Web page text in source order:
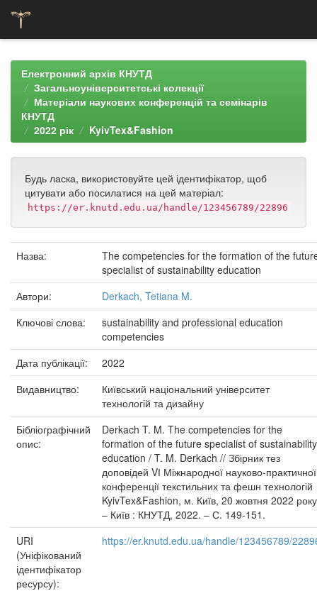
navigationЕлектронний архів КНУТД
Загальноуніверситетські колекції
Матеріали наукових конференцій та семінарів
КНУТД
2022 рік
KyivTex&Fashion
Будь ласка, використовуйте цей ідентифікатор, щоб
цитувати або посилатися на цей матеріал:
https://er.knutd.edu.ua/handle/123456789/22896
Назва:
The competencies for the formation of the
specialist of sustainability education
Автори:
Derkach, Tetiana M.
Ключові слова:
sustainability and professional education
competencies
Дата публікації:
2022
Видавництво:
Київський національний університет
технологій та дизайну
Бібліографічний
опис:
Derkach T. M. The competencies for the
formation of the future specialist of sustainability
education / T. M. Derkach // Збірник тез
доповідей VІ Міжнародної науково-практичної
конференції текстильних та фешн технологій
KyivTex&Fashion, м. Київ, 20 жовтня 2022
– Київ : КНУТД, 2022. – С. 149-151.
URI
(Уніфікований
ідентифікатор
ресурсу):
https://er.knutd.edu.ua/handle/123456789/